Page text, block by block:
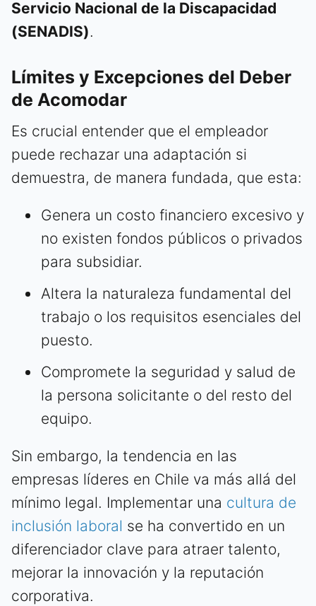
Servicio Nacional de la Discapacidad
(SENADIS).
Límites y Excepciones del Deber
de Acomodar
Es crucial entender que el empleador
puede rechazar una adaptación si
demuestra, de manera fundada, que esta:
Genera un costo financiero excesivo y
no existen fondos públicos o privados
para subsidiar.
Altera la naturaleza fundamental del
trabajo o los requisitos esenciales del
puesto.
Compromete la seguridad y salud de
la persona solicitante o del resto del
equipo.
Sin embargo, la tendencia en las
empresas líderes en Chile va más allá del
mínimo legal. Implementar una cultura de
inclusión laboral se ha convertido en un
diferenciador clave para atraer talento,
mejorar la innovación y la reputación
corporativa.